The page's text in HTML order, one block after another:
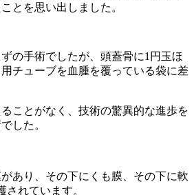
とを思い出しました。
の手術でしたが、頭蓋骨に1円玉ほ
チューブを血腫を覆っている袋に差
ことがなく、技術の驚異的な進歩を
した。
あり、その下にくも膜、その下に軟
されています。